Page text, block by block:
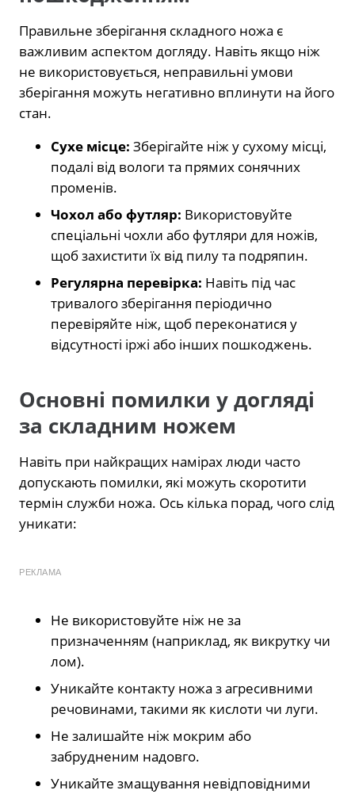
Правильне зберігання складного ножа є
важливим аспектом догляду. Навіть якщо ніж
не використовується, неправильні умови
зберігання можуть негативно вплинути на його
стан.
Сухе місце: Зберігайте ніж у сухому місці,
подалі від вологи та прямих сонячних
променів.
Чохол або футляр: Використовуйте
спеціальні чохли або футляри для ножів,
щоб захистити їх від пилу та подряпин.
Регулярна перевірка: Навіть під час
тривалого зберігання періодично
перевіряйте ніж, щоб переконатися у
відсутності іржі або інших пошкоджень.
Основні помилки у догляді
за складним ножем
Навіть при найкращих намірах люди часто
допускають помилки, які можуть скоротити
термін служби ножа. Ось кілька порад, чого слід
уникати:
РЕКЛАМА
Не використовуйте ніж не за
призначенням (наприклад, як викрутку чи
лом).
Уникайте контакту ножа з агресивними
речовинами, такими як кислоти чи луги.
Не залишайте ніж мокрим або
забрудненим надовго.
Уникайте змащування невідповідними